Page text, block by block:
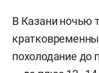
В Казани ночью
похолодание до